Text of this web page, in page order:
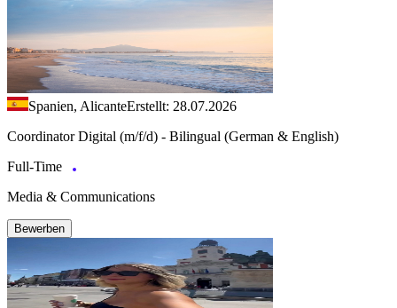
Spanien, AlicanteErstellt: 28.07.2026
Coordinator Digital (m/f/d) - Bilingual (German & English)
Full-Time
Media & Communications
Bewerben